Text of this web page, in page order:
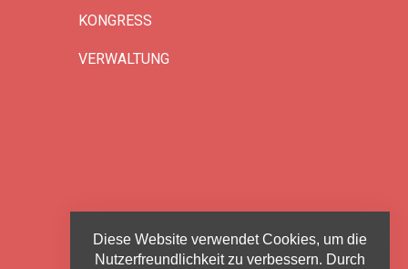
KONGRESS
VERWALTUNG
Diese Website verwendet Cookies, um die
Nutzerfreundlichkeit zu verbessern. Durch